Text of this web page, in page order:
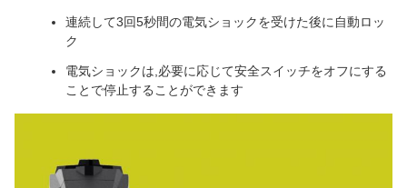
連続して3回5秒間の電気ショックを受けた後に自動ロッ
ク
電気ショックは,必要に応じて安全スイッチをオフにする
ことで停止することができます